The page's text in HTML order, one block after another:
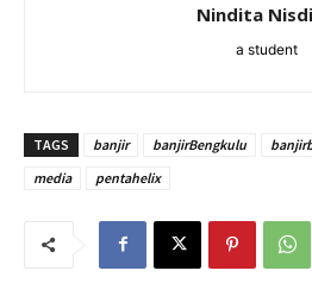
Nindita
a student
TAGS banjir banjirBengkulu
media
pentahelix